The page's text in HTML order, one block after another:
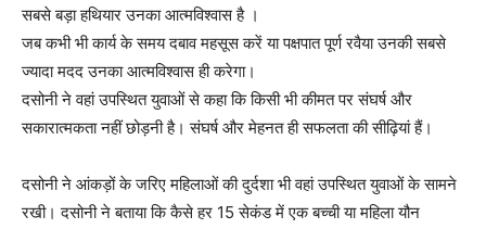
सबसे बड़ा हथियार उनका आत्मविश्वास है ।
जब कभी भी कार्य के समय दबाव महसूस करें या पक्षपात पूर्ण रवैया उनकी सबसे
ज्यादा मदद उनका आत्मविश्वास ही करेगा।
दसोनी ने वहां उपस्थित युवाओं से कहा कि किसी भी कीमत पर संघर्ष और
सकारात्मकता नहीं छोड़नी है। संघर्ष और मेहनत ही सफलता की सीढ़ियां हैं।
दसोनी ने आंकड़ों के जरिए महिलाओं की दुर्दशा भी वहां उपस्थित युवाओं के सामने
रखी। दसोनी ने बताया कि कैसे हर 15 सेकंड में एक बच्ची या महिला यौन